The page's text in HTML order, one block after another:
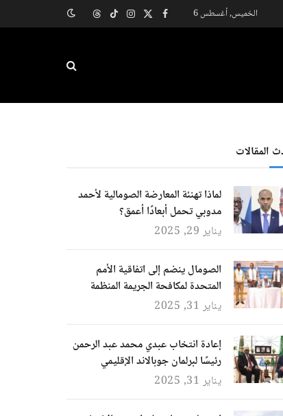
الخميس, أغسطس 6 فيسبوك
X
الانستغرام
تيكتوكThreads
المقالات
لماذا تهنئة المعارضة الصومالية لأحمد
مدوبي تحمل أبعادًا أعمق؟
يناير 29, 2025
الصومال ينضم إلى اتفاقية الأمم
المتحدة لمكافحة الجريمة المنظمة
يناير 31, 2025
إعادة انتخاب عبدي محمد عبد الرحمن
رئيسًا لبرلمان جوبالاند الإقليمي
يناير 31, 2025